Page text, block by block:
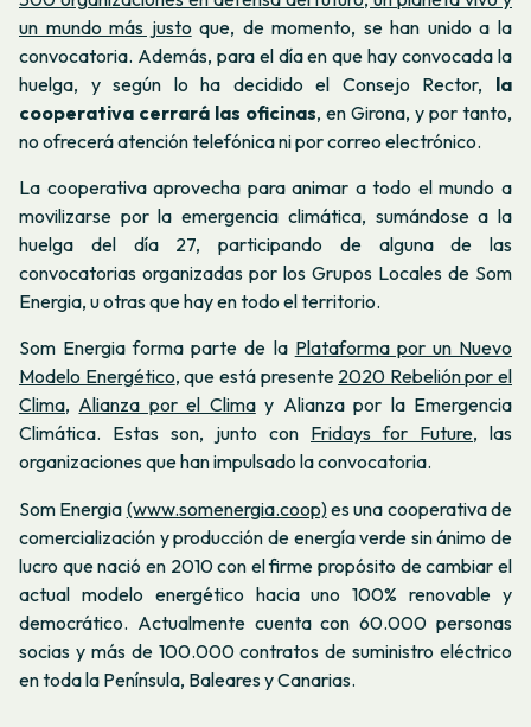
un mundo más justo que, de momento, se han unido a la
convocatoria. Además, para el día en que hay convocada la
huelga, y según lo ha decidido el Consejo Rector, la
cooperativa cerrará las oficinas, en Girona, y por tanto,
no ofrecerá atención telefónica ni por correo electrónico.
La cooperativa aprovecha para animar a todo el mundo a
movilizarse por la emergencia climática, sumándose a la
huelga del día 27, participando de alguna de las
convocatorias organizadas por los Grupos Locales de Som
Energia, u otras que hay en todo el territorio.
Som Energia forma parte de la Plataforma por un Nuevo
Modelo Energético, que está presente 2020 Rebelión por el
Clima, Alianza por el Climay Alianza por la Emergencia
Climática. Estas son, junto con Fridays for Future, las
organizaciones que han impulsado la convocatoria.
Som Energia (www.somenergia.coop)es una cooperativa de
comercialización y producción de energía verde sin ánimo de
lucro que nació en 2010 con el firme propósito de cambiar el
actual modelo energético hacia uno 100% renovable y
democrático. Actualmente cuenta con 60.000 personas
socias y más de 100.000 contratos de suministro eléctrico
en toda la Península, Baleares y Canarias.